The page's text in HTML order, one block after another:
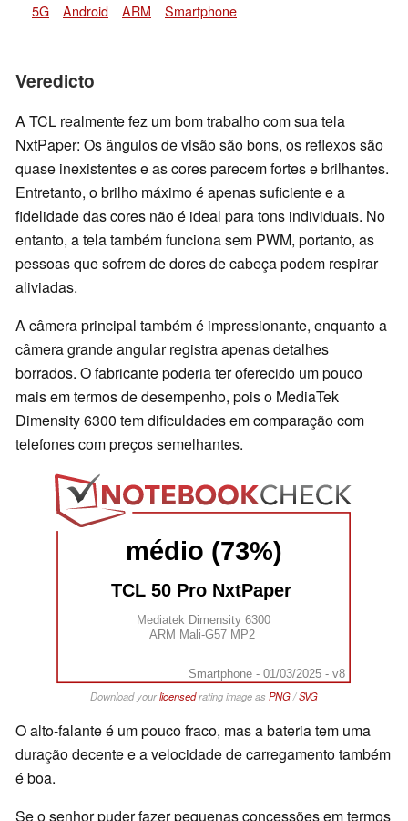
5G Android ARM Smartphone
Veredicto
A TCL realmente fez um bom trabalho com sua tela
NxtPaper: Os ângulos de visão são bons, os reflexos são
quase inexistentes e as cores parecem fortes e brilhantes.
Entretanto, o brilho máximo é apenas suficiente e a
fidelidade das cores não é ideal para tons individuais. No
entanto, a tela também funciona sem PWM, portanto, as
pessoas que sofrem de dores de cabeça podem respirar
aliviadas.
A câmera principal também é impressionante, enquanto a
câmera grande angular registra apenas detalhes
borrados. O fabricante poderia ter oferecido um pouco
mais em termos de desempenho, pois o MediaTek
Dimensity 6300 tem dificuldades em comparação com
telefones com preços semelhantes.
médio (73%)
TCL 50 Pro NxtPaper
Mediatek Dimensity 6300
ARM Mali-G57 MP2
Smartphone - 01/03/2025 - v8
Download yourlicensedrating image as PNG/SVG
O alto-falante é um pouco fraco, mas a bateria tem uma
duração decente e a velocidade de carregamento também
é boa.
Se o senhor puder fazer pequenas concessões em termos